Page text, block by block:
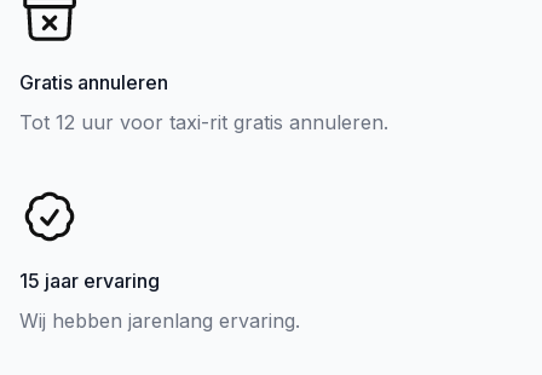
Gratis annuleren
Tot 12 uur voor taxi-rit gratis annuleren.
15 jaar ervaring
Wij hebben jarenlang ervaring.